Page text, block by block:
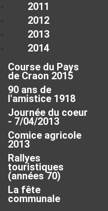
2011
2012
2013
2014
Course du Pays
de Craon 2015
90 ans de
l'amistice 1918
Journée du coeur
- 7/04/2013
Comice agricole
2013
Rallyes
touristiques
(années 70)
La fête
communale